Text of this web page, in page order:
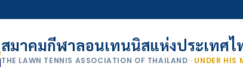
สมาคมกีฬาลอนเทนนิสแห่งประเทศ
THE LAWN TENNIS ASSOCIATION OF THAILAND · UNDER HIS